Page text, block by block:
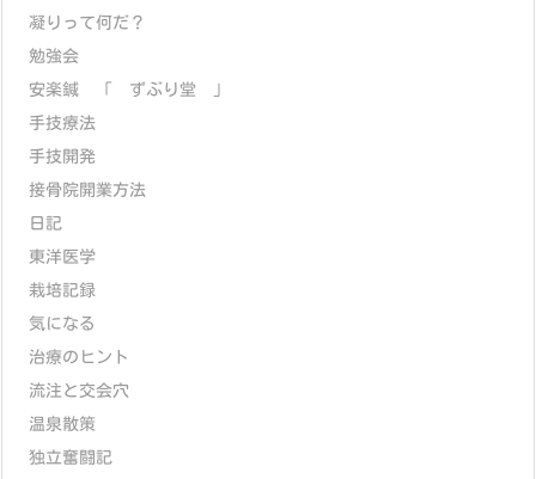
凝りって何だ？
勉強会
安楽鍼 「 ずぶり堂 」
手技療法
手技開発
接骨院開業方法
日記
東洋医学
栽培記録
気になる
治療のヒント
流注と交会穴
温泉散策
独立奮闘記